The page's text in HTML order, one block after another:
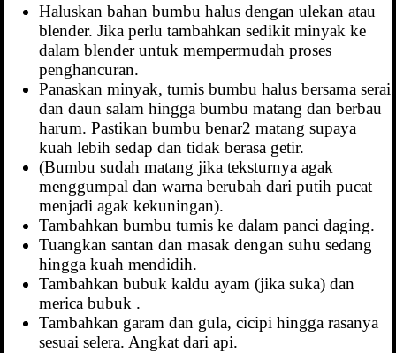
Haluskan bahan bumbu halus dengan ulekan atau
blender. Jika perlu tambahkan sedikit minyak ke
dalam blender untuk mempermudah proses
penghancuran.
Panaskan minyak, tumis bumbu halus bersama serai
dan daun salam hingga bumbu matang dan berbau
harum. Pastikan bumbu benar2 matang supaya
kuah lebih sedap dan tidak berasa getir.
(Bumbu sudah matang jika teksturnya agak
menggumpal dan warna berubah dari putih pucat
menjadi agak kekuningan).
Tambahkan bumbu tumis ke dalam panci daging.
Tuangkan santan dan masak dengan suhu sedang
hingga kuah mendidih.
Tambahkan bubuk kaldu ayam (jika suka) dan
merica bubuk .
Tambahkan garam dan gula, cicipi hingga rasanya
sesuai selera. Angkat dari api.